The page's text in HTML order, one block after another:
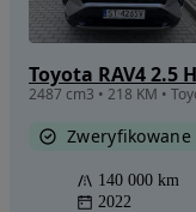
Toyota RAV4 2.5
Zweryfikowane
140 000 km
2022